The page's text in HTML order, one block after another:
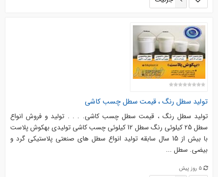
تولید سطل رنگ ، قیمت سطل چسب کاشی
تولید سطل رنگ ، قیمت سطل چسب کاشی. . . . تولید و فروش انواع
سطل 25 کیلوئی رنگ سطل 12 کیلوئی چسب کاشی تولیدی بهکوش پلاست
با بیش از 15 سال سابقه تولید انواع سطل های صنعتی پلاستیکی گرد و
بیضی. سطل ...
5 روز پیش